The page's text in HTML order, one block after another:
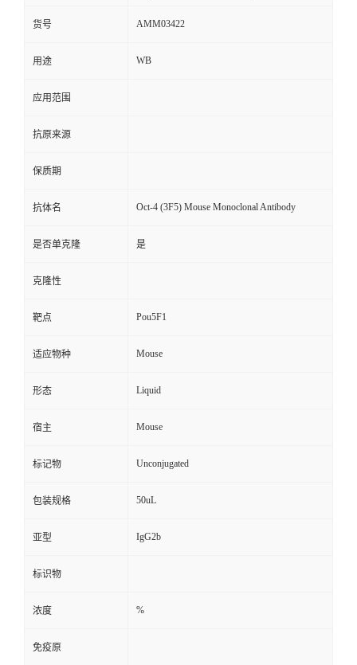
货号 AMM03422
用途 WB
应用范围
抗原来源
保质期
抗体名 Oct-4 (3F5) Mouse Monoclonal Antibody
是否单克隆 是
克隆性
靶点 Pou5F1
适应物种 Mouse
形态 Liquid
宿主 Mouse
标记物 Unconjugated
包装规格 50uL
亚型 IgG2b
标识物
浓度 %
免疫原